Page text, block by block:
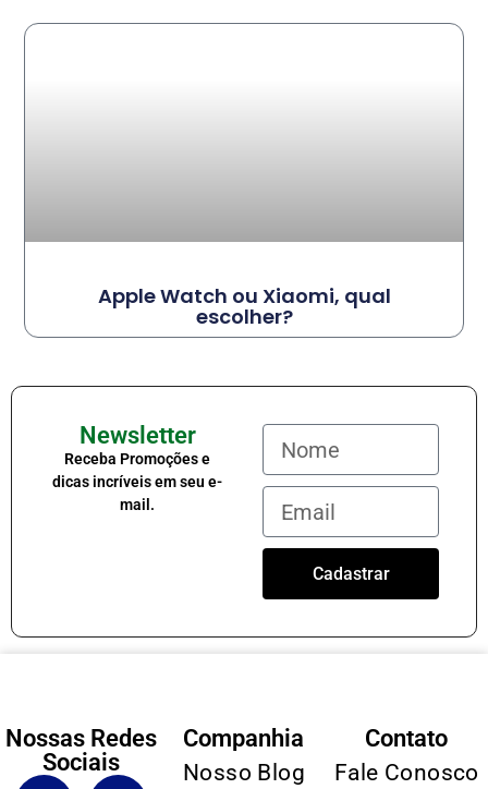
Apple Watch ou Xiaomi, qual
escolher?
Newsletter
Receba Promoções e
dicas incríveis em seu e-
mail.
Cadastrar
Nossas Redes
Sociais
Companhia
Nosso Blog
Contato
Fale Conosco